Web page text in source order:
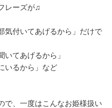
レーズが♫
気付いてあげるから」だけで
てあげるから」
いるから」など
で、一度はこんなお姫様扱い